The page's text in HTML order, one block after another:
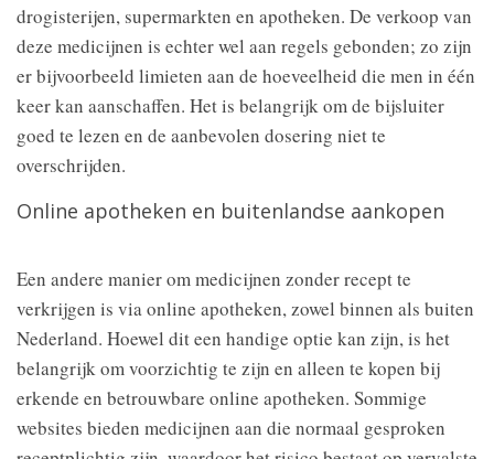
drogisterijen, supermarkten en apotheken. De verkoop van
deze medicijnen is echter wel aan regels gebonden; zo zijn
er bijvoorbeeld limieten aan de hoeveelheid die men in één
keer kan aanschaffen. Het is belangrijk om de bijsluiter
goed te lezen en de aanbevolen dosering niet te
overschrijden.
Online apotheken en buitenlandse aankopen
Een andere manier om medicijnen zonder recept te
verkrijgen is via online apotheken, zowel binnen als buiten
Nederland. Hoewel dit een handige optie kan zijn, is het
belangrijk om voorzichtig te zijn en alleen te kopen bij
erkende en betrouwbare online apotheken. Sommige
websites bieden medicijnen aan die normaal gesproken